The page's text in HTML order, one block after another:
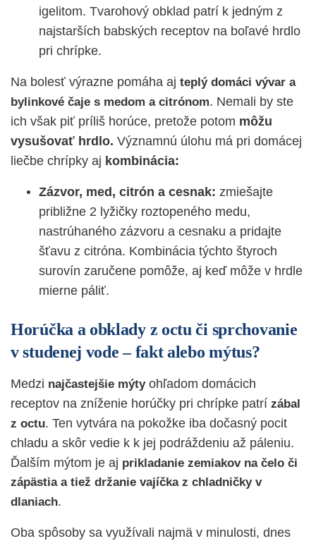
igelitom. Tvarohový obklad patrí k jedným z
najstarších babských receptov na boľavé hrdlo
pri chrípke.
Na bolesť výrazne pomáha aj teplý domáci vývar a
bylinkové čaje s medom a citrónom. Nemali by ste
ich však piť príliš horúce, pretože potom môžu
vysušovať hrdlo. Významnú úlohu má pri domácej
liečbe chrípky aj kombinácia:
Zázvor, med, citrón a cesnak: zmiešajte
približne 2 lyžičky roztopeného medu,
nastrúhaného zázvoru a cesnaku a pridajte
šťavu z citróna. Kombinácia týchto štyroch
surovín zaručene pomôže, aj keď môže v hrdle
mierne páliť.
Horúčka a obklady z octu či sprchovanie
v studenej vode – fakt alebo mýtus?
Medzi najčastejšie mýty ohľadom domácich
receptov na zníženie horúčky pri chrípke patrí zábal
z octu. Ten vytvára na pokožke iba dočasný pocit
chladu a skôr vedie k k jej podráždeniu až páleniu.
Ďalším mýtom je aj prikladanie zemiakov na čelo či
zápästia a tiež držanie vajíčka z chladničky v
dlaniach.
Oba spôsoby sa využívali najmä v minulosti, dnes